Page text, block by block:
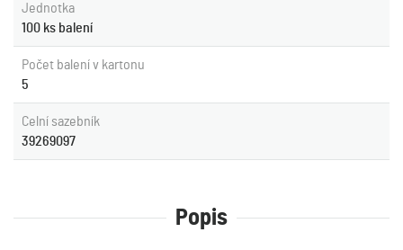
Jednotka
100 ks balení
Počet balení v kartonu
5
Celní sazebník
39269097
Popis